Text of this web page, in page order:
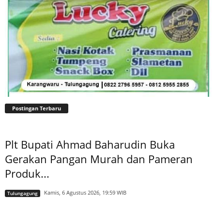
Postingan Terbaru
Plt Bupati Ahmad Baharudin Buka
Gerakan Pangan Murah dan Pameran
Produk...
Tulungagung Kamis, 6 Agustus 2026, 19:59 WIB